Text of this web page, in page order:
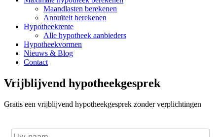
Maandlasten berekenen
Annuïteit berekenen
Hypotheekrente
Alle hypotheek aanbieders
Hypotheekvormen
Nieuws & Blog
Contact
Vrijblijvend hypotheekgesprek
Gratis een vrijblijvend hypotheekgesprek zonder verplichtingen